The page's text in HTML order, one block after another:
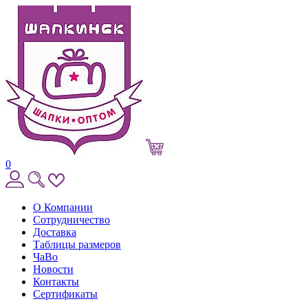
0
О Компании
Сотрудничество
Доставка
Таблицы размеров
ЧаВо
Новости
Контакты
Сертификаты